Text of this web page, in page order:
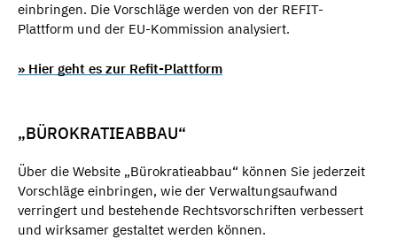
einbringen. Die Vorschläge werden von der REFIT-
Plattform und der EU-Kommission analysiert.
» Hier geht es zur Refit-Plattform
„BÜROKRATIEABBAU“
Über die Website „Bürokratieabbau“ können Sie jederzeit
Vorschläge einbringen, wie der Verwaltungsaufwand
verringert und bestehende Rechtsvorschriften verbessert
und wirksamer gestaltet werden können.